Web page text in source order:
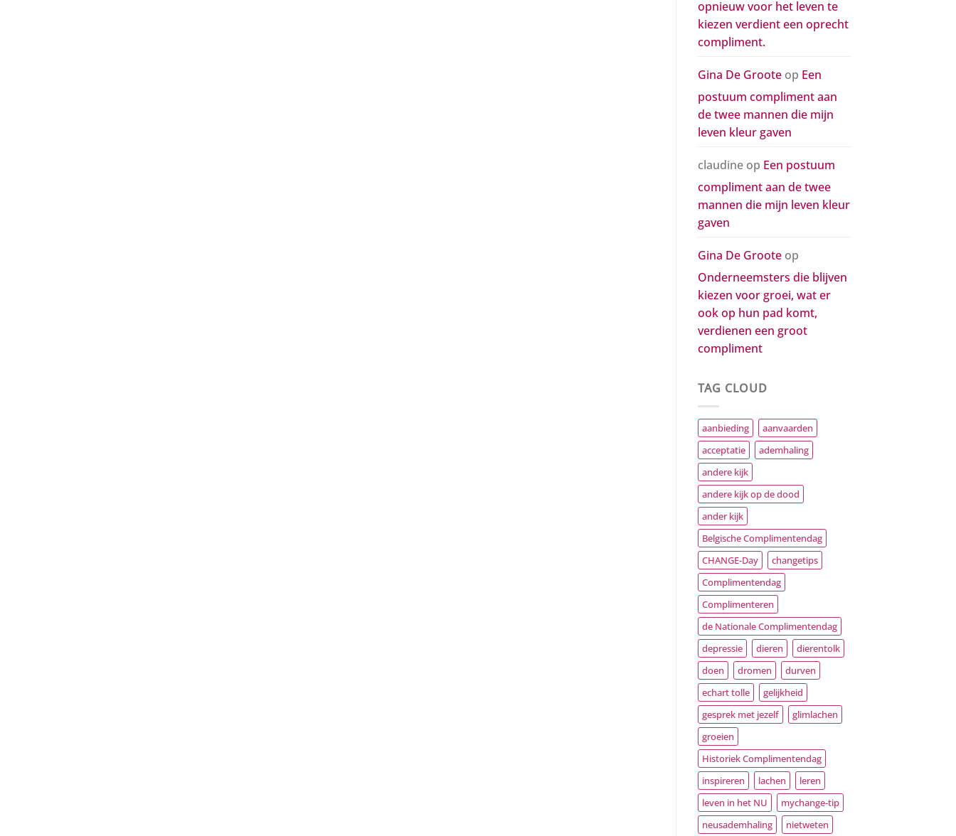
opnieuw voor het leven te
kiezen verdient een oprecht
compliment.
Gina De Grooteop Een
postuum compliment aan
de twee mannen die mijn
leven kleur gaven
claudineop Een postuum
compliment aan de twee
mannen die mijn leven kleur
gaven
Gina De Grooteop
Onderneemsters die blijven
kiezen voor groei, wat er
ook op hun pad komt,
verdienen een groot
compliment
TAG CLOUD
aanbieding
aanvaarden
acceptatie
ademhaling
andere kijk
andere kijk op de dood
ander kijk
Belgische Complimentendag
CHANGE-Day
changetips
Complimentendag
Complimenteren
de Nationale Complimentendag
depressie
dieren
dierentolk
doen
dromen
durven
echart tolle
gelijkheid
gesprek met jezelf
glimlachen
groeien
Historiek Complimentendag
inspireren
lachen
leren
leven in het NU
mychange-tip
neusademhaling
nietweten